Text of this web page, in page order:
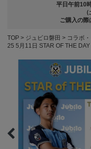
平日午前10
ご購入の際
TOP ジュビロ磐田 コラボ
25 5月11日 STAR OF THE